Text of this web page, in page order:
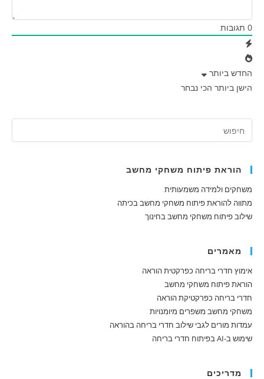
0 תגובות
החדש ביותר
הישן ביותר הכי נבחר
הוראת פיתוח משחקי מחשב
משחקים ולמידה משמעותית
מתווה להוראת פיתוח משחקי מחשב בכיתה
שילוב פיתוח משחקי מחשב בחינוך
מאמרים
אימוץ חדרי בריחה כפרקטית הוראה
הוראת פיתוח משחקי מחשב
חדרי בריחה כפרקטיקת הוראה
משחקי מחשב משפרים מיומנויות
עמדות מורים לגבי שילוב חדרי בריחה בהוראה
שימוש ב-AI בפיתוח חדרי בריחה
מדריכים